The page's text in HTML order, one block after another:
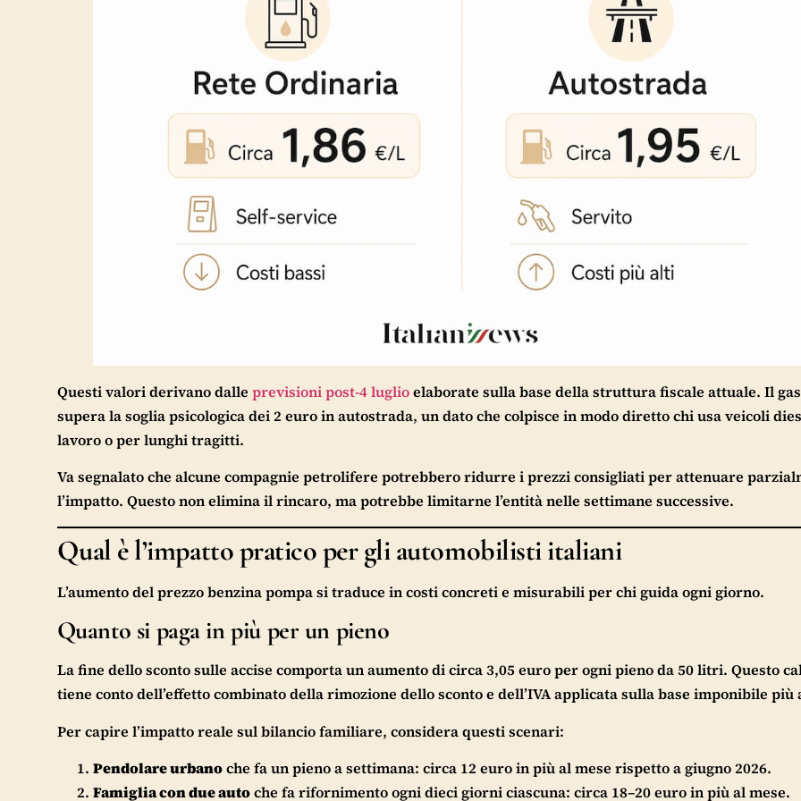
Questi valori derivano dalle previsioni post-4 luglioelaborate sulla base della struttura fiscale attuale. Il
supera la soglia psicologica dei 2 euro in autostrada, un dato che colpisce in modo diretto chi usa veicoli
lavoro o per lunghi tragitti.
Va segnalato che alcune compagnie petrolifere potrebbero ridurre i prezzi consigliati per attenuare
l’impatto. Questo non elimina il rincaro, ma potrebbe limitarne l’entità nelle settimane successive.
Qual è l’impatto pratico per gli automobilisti italiani
L’aumento del prezzo benzina pompa si traduce in costi concreti e misurabili per chi guida ogni giorno.
Quanto si paga in più per un pieno
La fine dello sconto sulle accise comporta un aumento di circa 3,05 euro per ogni pieno da 50 litri. Questo
tiene conto dell’effetto combinato della rimozione dello sconto e dell’IVA applicata sulla base imponibile più
Per capire l’impatto reale sul bilancio familiare, considera questi scenari:
Pendolare urbanoche fa un pieno a settimana: circa 12 euro in più al mese rispetto a giugno 2026.
Famiglia con due autoche fa rifornimento ogni dieci giorni ciascuna: circa 18–20 euro in più al mese.